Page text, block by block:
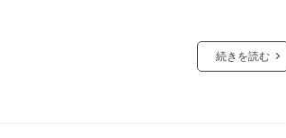
続きを読む